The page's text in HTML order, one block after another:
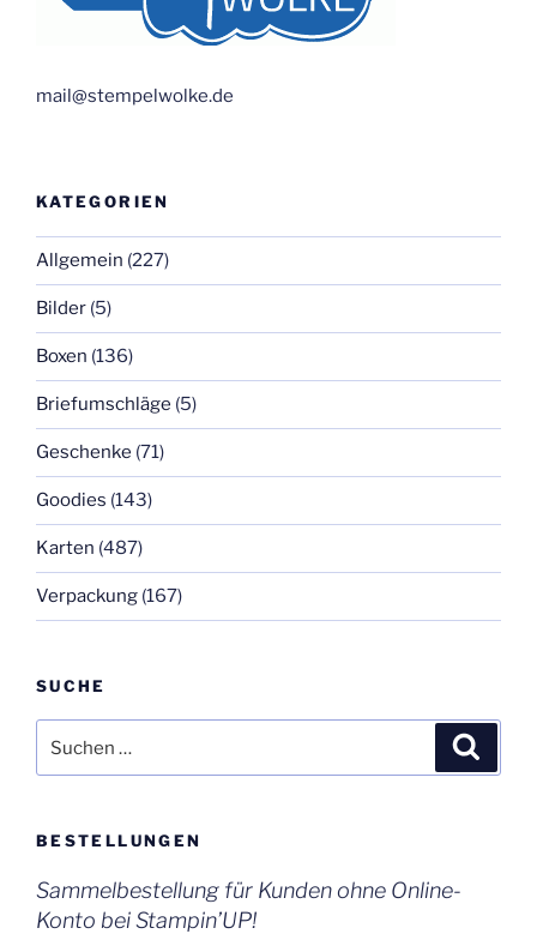
mail@stempelwolke.de
KATEGORIEN
Allgemein (227)
Bilder (5)
Boxen (136)
Briefumschläge (5)
Geschenke (71)
Goodies (143)
Karten (487)
Verpackung (167)
SUCHE
nach:
BESTELLUNGEN
Sammelbestellung für Kunden ohne Online-
Konto bei Stampin’UP!